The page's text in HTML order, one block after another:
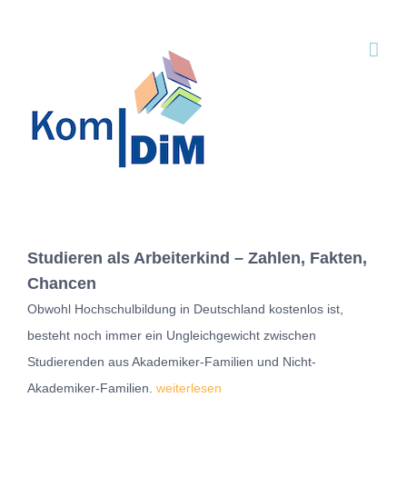
Studieren als Arbeiterkind – Zahlen, Fakten,
Chancen
Obwohl Hochschulbildung in Deutschland kostenlos ist,
besteht noch immer ein Ungleichgewicht zwischen
Studierenden aus Akademiker-Familien und Nicht-
Akademiker-Familien. weiterlesen